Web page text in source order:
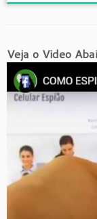
Veja o Video